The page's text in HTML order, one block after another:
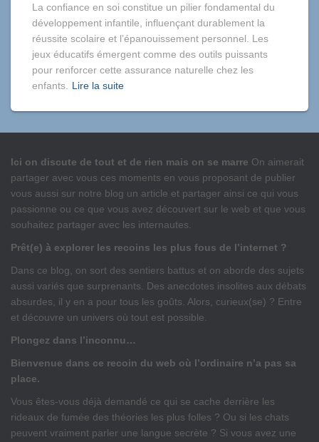
La confiance en soi constitue un pilier fondamental du
développement infantile, influençant durablement la
réussite scolaire et l’épanouissement personnel. Les
jeux éducatifs émergent comme des outils puissants
pour renforcer cette assurance naturelle chez les
enfants.
Lire la suite
Ici on discute de tout et de rien mais on se marre On aimerait
partager avec vous ces moments en vous proposant de publier
vous aussi sur notre blog un article et partager ainsi ce qui vous
passionne ou ce que vous avez découvert sur le web et que vous
souhaitez partager avec les internautes.
Prêt(e) à explorer les recoins les plus fous de l’internet ?
Dans ce blog, on sort des sentiers battus et on aborde des sujets
aussi variés que surprenants. Des anecdotes insolites aux débats
absurdes, il y en a pour tous les goûts. Alors, curieux(se) ? Entre
et découvre un univers où tout est possible.
Plongez dans l’inconnu…
Bienvenue dans ce recoin du web où l’ordinaire n’a pas sa
place.
Vous êtes-vous déjà demandé ce qui se cache derrière les
rideaux de fumée des théories les plus folles ? Ou si les chats
peuvent vraiment parler une langue secrète ? Si vous avez une